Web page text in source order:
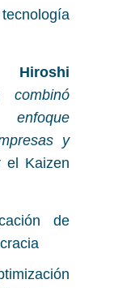
Hiroshi
combinó
y
el Kaizen
de